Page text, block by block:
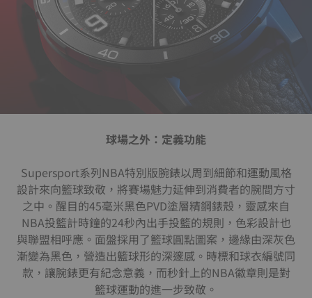
球場之外：定義功能
Supersport系列NBA特別版腕錶以周到細節和運動風格
設計來向籃球致敬，將賽場魅力延伸到消費者的腕間方寸
之中。醒目的45毫米黑色PVD塗層精鋼錶殼，靈感來自
NBA投籃計時鐘的24秒內出手投籃的規則，色彩設計也
與聯盟相呼應。面盤採用了籃球圓點圖案，邊緣由深灰色
漸變為黑色，營造出籃球形的深邃感。時標和球衣編號同
款，讓腕錶更有紀念意義，而秒針上的NBA徽章則是對
籃球運動的進一步致敬。